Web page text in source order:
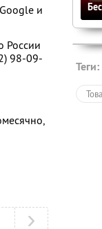
и
России
98-09-
Теги: